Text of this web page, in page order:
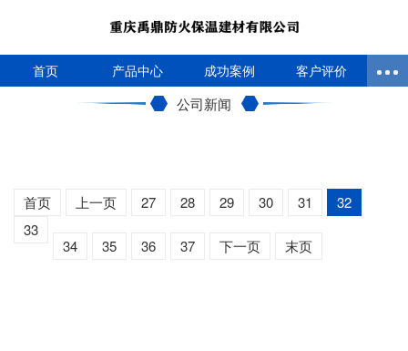
首页 产品中心 成功案例 客户评价
公司新闻
首页 上一页 27 28 29 30 31
32
33
34
35 36 37 下一页 末页